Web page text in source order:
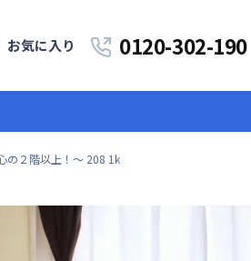
お気に入り 0120-302-190
２階以上！〜 208 1k